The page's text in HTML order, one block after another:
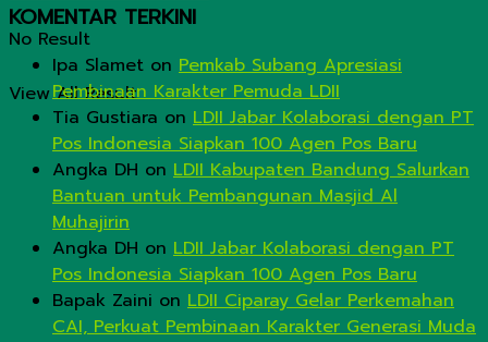
No Result
View All Result
KOMENTAR TERKINI
Ipa Slamet on Pemkab Subang Apresiasi
Pembinaan Karakter Pemuda LDII
Tia Gustiara on LDII Jabar Kolaborasi dengan PT
Pos Indonesia Siapkan 100 Agen Pos Baru
Angka DH on LDII Kabupaten Bandung Salurkan
Bantuan untuk Pembangunan Masjid Al
Muhajirin
Angka DH on LDII Jabar Kolaborasi dengan PT
Pos Indonesia Siapkan 100 Agen Pos Baru
Bapak Zaini on LDII Ciparay Gelar Perkemahan
CAI, Perkuat Pembinaan Karakter Generasi Muda